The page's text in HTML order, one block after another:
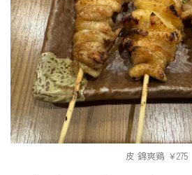
皮 錦爽鶏 ￥275